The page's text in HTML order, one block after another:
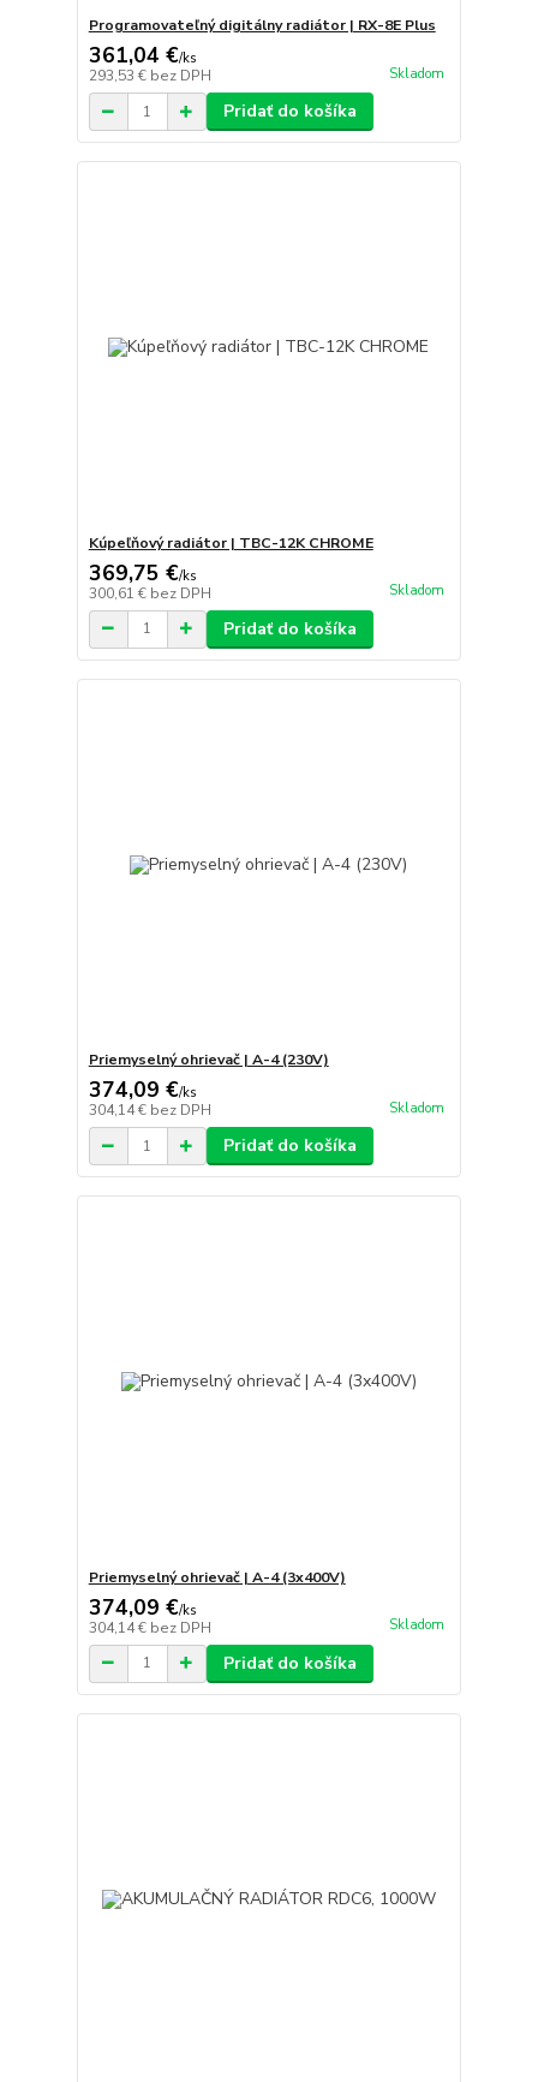
Programovateľný digitálny radiátor | RX-8E Plus
361,04 €/ks
293,53 € bez DPH Skladom
Pridať do košíka
Kúpeľňový radiátor | TBC-12K CHROME
369,75 €/ks
300,61 € bez DPH Skladom
Pridať do košíka
Priemyselný ohrievač | A-4 (230V)
374,09 €/ks
304,14 € bez DPH Skladom
Pridať do košíka
Priemyselný ohrievač | A-4 (3x400V)
374,09 €/ks
304,14 € bez DPH Skladom
Pridať do košíka